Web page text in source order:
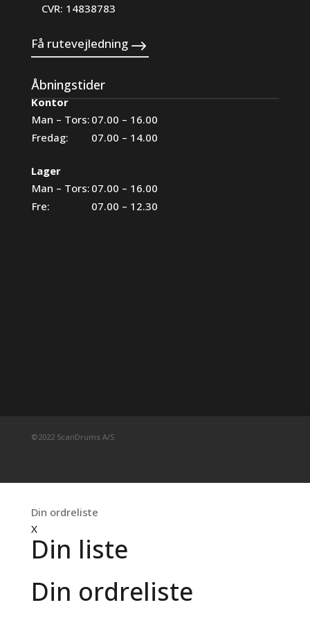
CVR: 14838783
Få rutevejledning
Åbningstider
Kontor
Man – Tors: 07.00 – 16.00
Fredag:
07.00 – 14.00
Lager
Man – Tors: 07.00 – 16.00
Fre:
07.00 – 12.30
©2022 ScanDrums A/S
Din ordreliste
X
Din liste
Din ordreliste